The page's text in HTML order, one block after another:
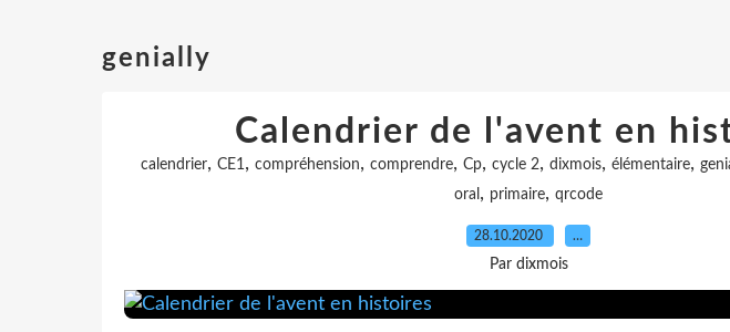
genially
Calendrier de l'avent en
calendrier, CE1, compréhension, comprendre, Cp, cycle 2, dixmois, élémentaire,
oral , primaire, qrcode
28.10.2020 …
Par dixmois